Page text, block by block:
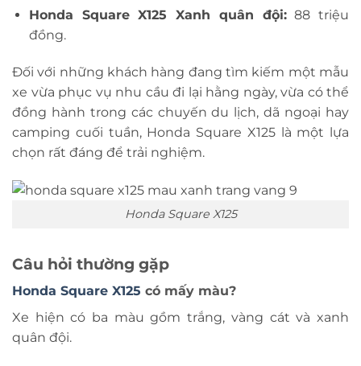
Honda Square X125 Xanh quân đội:88 triệu
đồng.
Đối với những khách hàng đang tìm kiếm một mẫu
xe vừa phục vụ nhu cầu đi lại hằng ngày, vừa có thể
đồng hành trong các chuyến du lịch, dã ngoại hay
camping cuối tuần, Honda Square X125 là một lựa
chọn rất đáng để trải nghiệm.
Honda Square X125
Câu hỏi thường gặp
Honda Square X125 có mấy màu?
Xe hiện có ba màu gồm trắng, vàng cát và xanh
quân đội.